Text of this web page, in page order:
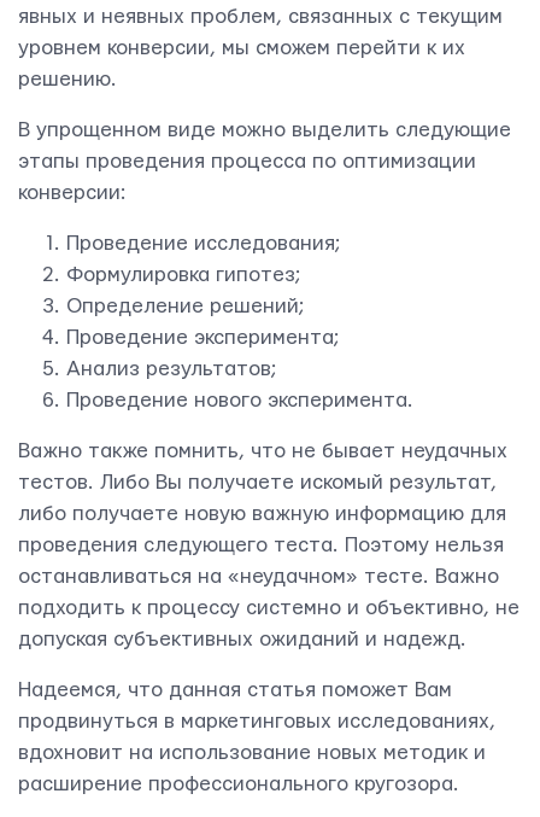
явных и неявных проблем, связанных с текущим
уровнем конверсии, мы сможем перейти к их
решению.
В упрощенном виде можно выделить следующие
этапы проведения процесса по оптимизации
конверсии:
Проведение исследования;
Формулировка гипотез;
Определение решений;
Проведение эксперимента;
Анализ результатов;
Проведение нового эксперимента.
Важно также помнить, что не бывает неудачных
тестов. Либо Вы получаете искомый результат,
либо получаете новую важную информацию для
проведения следующего теста. Поэтому нельзя
останавливаться на «неудачном» тесте. Важно
подходить к процессу системно и объективно, не
допуская субъективных ожиданий и надежд.
Надеемся, что данная статья поможет Вам
продвинуться в маркетинговых исследованиях,
вдохновит на использование новых методик и
расширение профессионального кругозора.